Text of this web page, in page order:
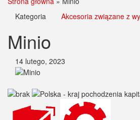
Kategoria
Akcesoria związane z
Minio
14 lutego, 2023